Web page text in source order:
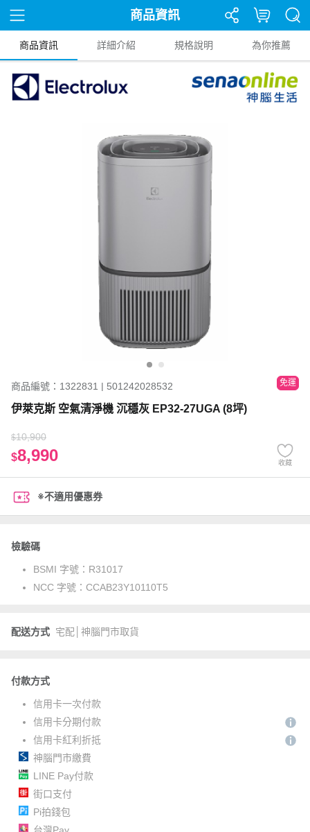
商品資訊
商品資訊 詳細介紹 規格說明 為你推薦
商品編號：1322831 | 501242028532 免運
伊萊克斯 空氣清淨機 沉穩灰 EP32-27UGA (8坪)
$10,900
$8,990 收藏
※不適用優惠券
檢驗碼
BSMI 字號： R31017
NCC 字號： CCAB23Y10110T5
配送方式 宅配│神腦門市取貨
付款方式
信用卡一次付款
信用卡分期付款
信用卡紅利折抵
神腦門市繳費
LINE Pay付款
街口支付
Pi拍錢包